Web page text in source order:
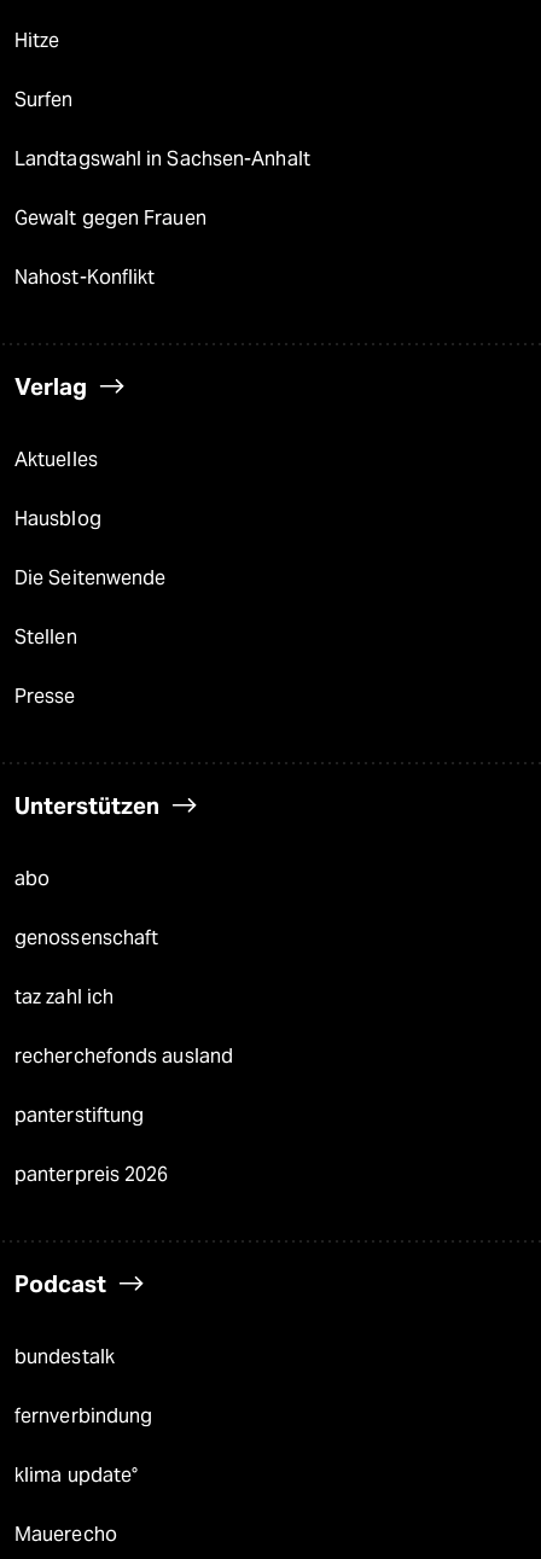
Hitze
Surfen
Landtagswahl in Sachsen-Anhalt
Gewalt gegen Frauen
Nahost-Konflikt
Verlag
Aktuelles
Hausblog
Die Seitenwende
Stellen
Presse
Unterstützen
abo
genossenschaft
taz zahl ich
recherchefonds ausland
panterstiftung
panterpreis 2026
Podcast
bundestalk
fernverbindung
klima update°
Mauerecho